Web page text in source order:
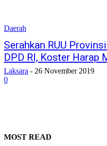
Daerah
Serahkan RUU
DPD RI, Koster Harap
Laksara - 26 November 2019
0
MOST READ